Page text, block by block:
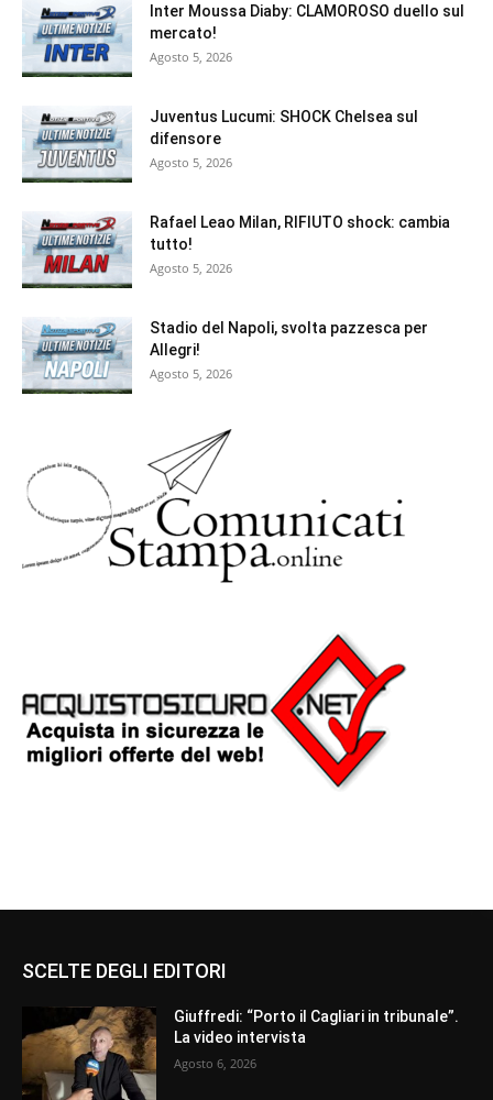
Inter Moussa Diaby: CLAMOROSO duello sul
mercato!
Agosto 5, 2026
Juventus Lucumi: SHOCK Chelsea sul
difensore
Agosto 5, 2026
Rafael Leao Milan, RIFIUTO shock: cambia
tutto!
Agosto 5, 2026
Stadio del Napoli, svolta pazzesca per
Allegri!
Agosto 5, 2026
SCELTE DEGLI EDITORI
Giuffredi: “Porto il Cagliari in tribunale”.
La video intervista
Agosto 6, 2026